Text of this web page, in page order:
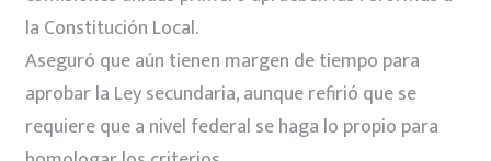
la Constitución Local.
Aseguró que aún tienen margen de tiempo para
aprobar la Ley secundaria, aunque refirió que se
requiere que a nivel federal se haga lo propio para